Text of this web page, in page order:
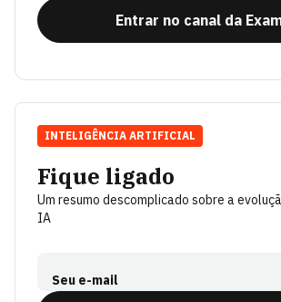
Entrar no canal da
Fique ligado
Um resumo descomplicado sobre a
IA
Seu e-mail
INTELIGÊNCIA ARTIFICIAL